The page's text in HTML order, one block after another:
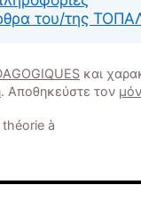
του/της
και
. Αποθηκεύστε τον
théorie à